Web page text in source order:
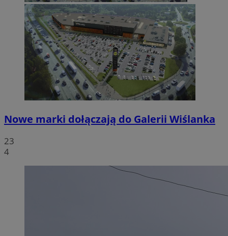
Nowe marki dołączają do Galerii Wiślanka
23
4